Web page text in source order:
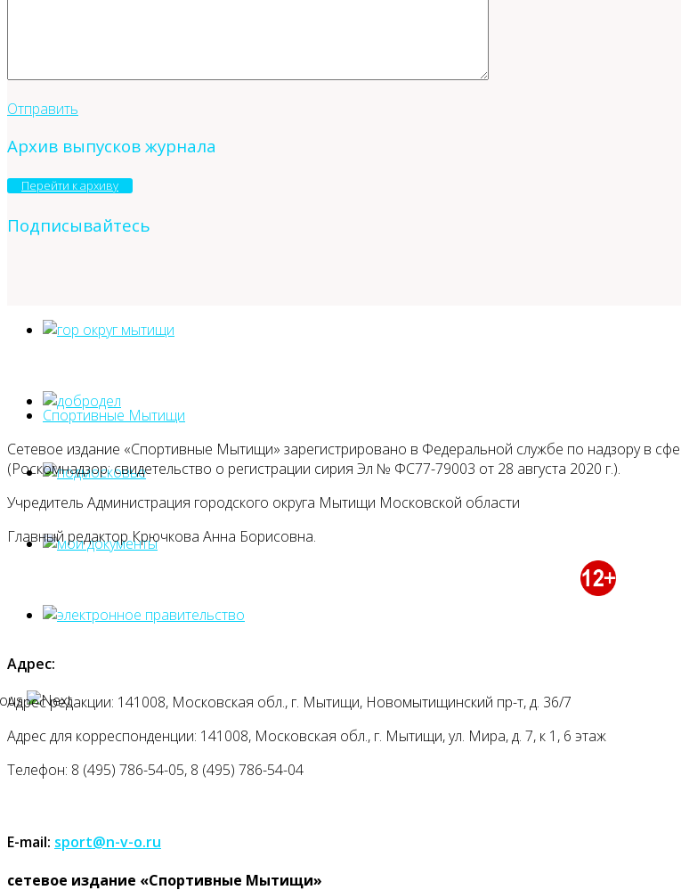
Отправить
Архив выпусков журнала
Перейти к архиву
Подписывайтесь
Спортивные Мытищи
Сетевое издание «Спортивные Мытищи» зарегистрировано в Федеральной службе по надзору в
(Роскомнадзор: свидетельство о регистрации сирия Эл № ФС77-79003 от 28 августа 2020 г.).
Учредитель Администрация городского округа Мытищи Московской области
Главный редактор Крючкова Анна Борисовна.
Адрес:
Адрес редакции: 141008, Московская обл., г. Мытищи, Новомытищинский пр-т, д. 36/7
Адрес для корреспонденции: 141008, Московская обл., г. Мытищи, ул. Мира, д. 7, к 1, 6 этаж
Телефон: 8 (495) 786-54-05, 8 (495) 786-54-04
E-mail: sport@n-v-o.ru
cетевое издание «Спортивные Мытищи»